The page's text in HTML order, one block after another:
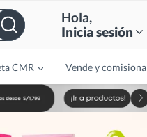
Hola,
Inicia sesión
CMR Vende y comisiona